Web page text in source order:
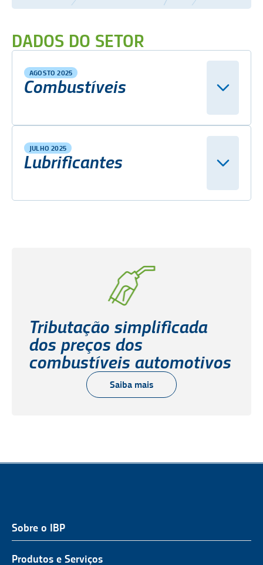
DADOS DO SETOR
AGOSTO 2025
Combustíveis
JULHO 2025
Lubrificantes
Tributação simplificada
dos preços dos
combustíveis automotivos
Saiba mais
Sobre o IBP
Produtos e Serviços